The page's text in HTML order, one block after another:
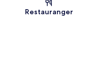
Restauranger